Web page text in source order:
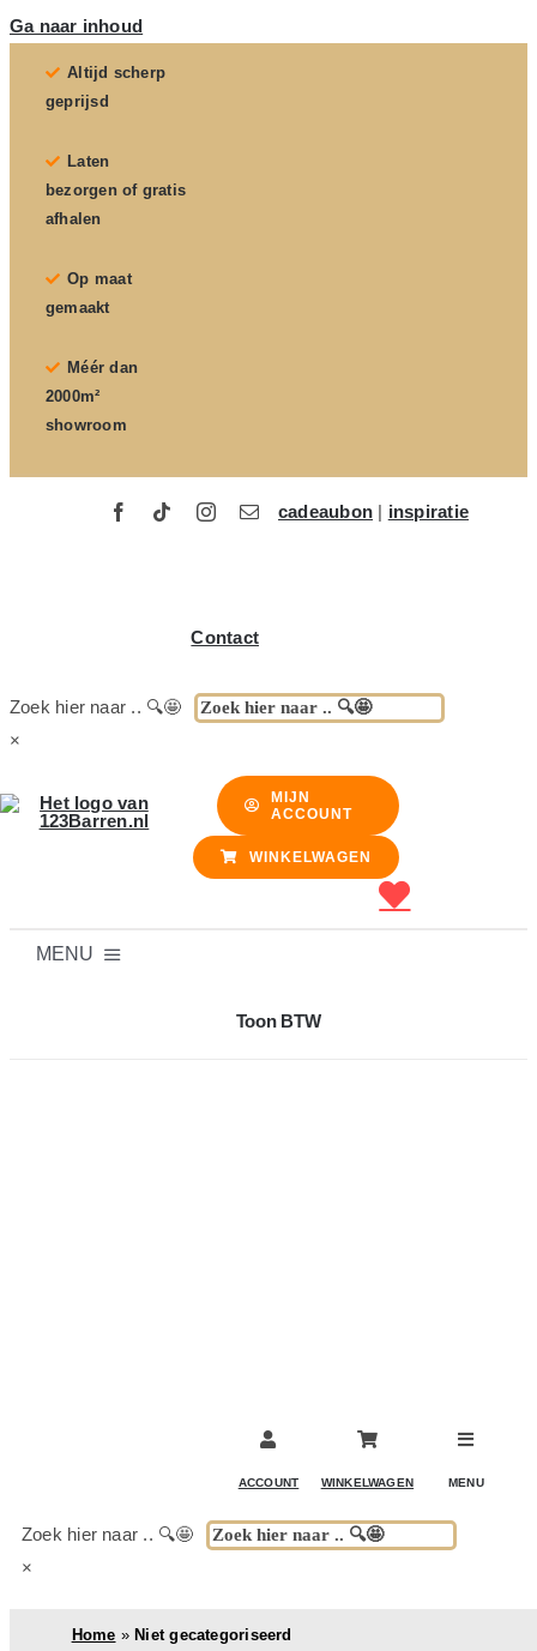
Ga naar inhoud
Altijd scherp
geprijsd
Laten
bezorgen of gratis
afhalen
Op maat
gemaakt
Méér dan
2000m²
showroom
cadeaubon | inspiratie
Contact
Zoek hier naar .. 🔍🤩
×
MIJN
ACCOUNT
WINKELWAGEN
MENU
Toon BTW
ACCOUNT WINKELWAGEN MENU
Zoek hier naar .. 🔍🤩
×
Home » Niet gecategoriseerd